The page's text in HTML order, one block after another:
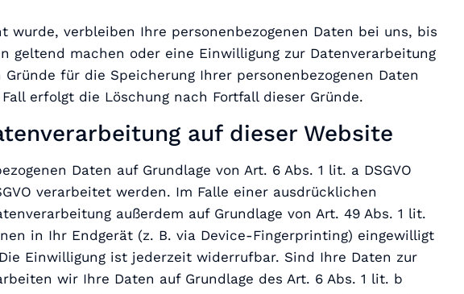
verbleiben Ihre personenbezogenen Daten bei uns, bis
machen oder eine Einwilligung zur Datenverarbeitung
für die Speicherung Ihrer personenbezogenen Daten
erfolgt die Löschung nach Fortfall dieser Gründe.
auf dieser Website
Daten auf Grundlage von Art. 6 Abs. 1 lit. a DSGVO
verarbeitet werden. Im Falle einer ausdrücklichen
außerdem auf Grundlage von Art. 49 Abs. 1 lit.
in Ihr Endgerät (z. B. via Device-Fingerprinting) eingewilligt
Einwilligung ist jederzeit widerrufbar. Sind Ihre Daten zur
wir Ihre Daten auf Grundlage des Art. 6 Abs. 1 lit. b